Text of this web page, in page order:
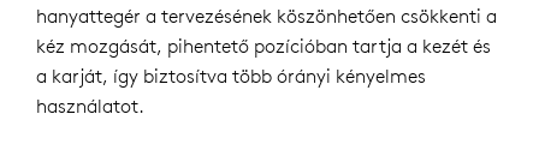
hanyattegér a tervezésének köszönhetően csökkenti a
kéz mozgását, pihentető pozícióban tartja a kezét és
a karját, így biztosítva több órányi kényelmes
használatot.